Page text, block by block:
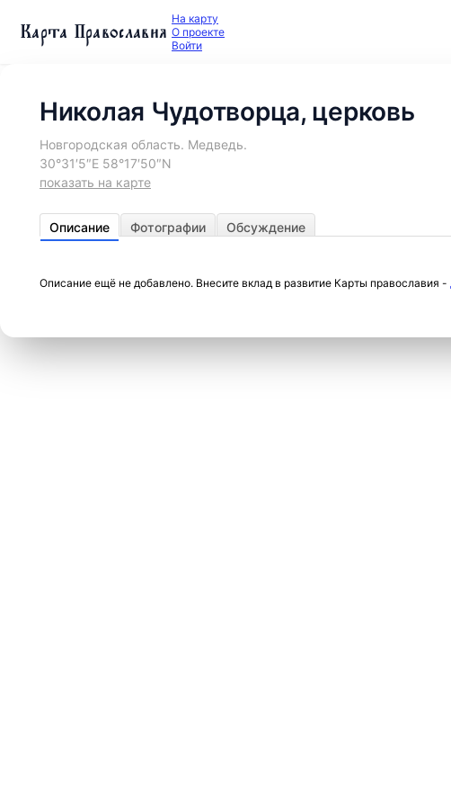
Карта Православия На карту
О проекте
Войти
Николая Чудотворца, церковь
Новгородская область. Медведь.
30°31′5″E 58°17′50″N
показать на карте
Описание Фотографии Обсуждение
Описание ещё не добавлено. Внесите вклад в развитие Карты православия -